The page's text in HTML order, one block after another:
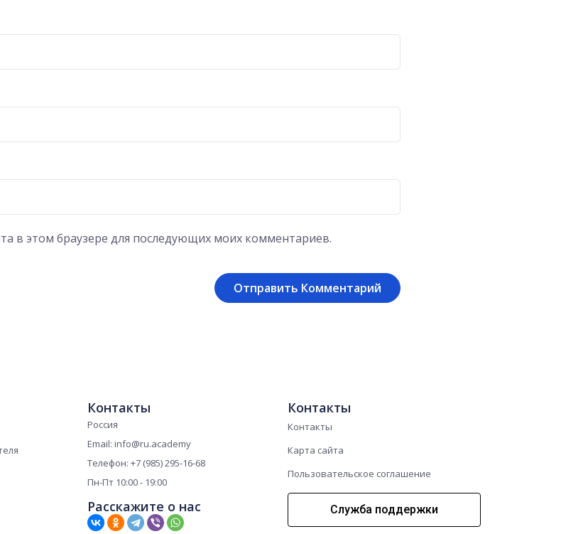
в этом браузере для последующих моих комментариев.
Контакты
Россия
Email: info@ru.academy
Телефон: +7 (985) 295-16-68
Пн-Пт 10:00 - 19:00
Расскажите о нас
Контакты
Контакты
Карта сайта
Пользовательское соглашение
Служба поддержки